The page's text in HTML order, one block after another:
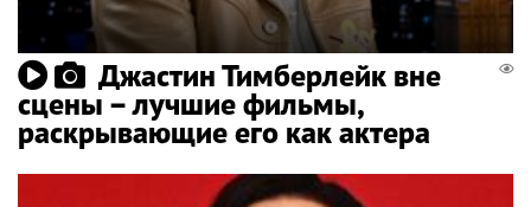
Джастин Тимберлейк вне
сцены – лучшие фильмы,
раскрывающие его как актера